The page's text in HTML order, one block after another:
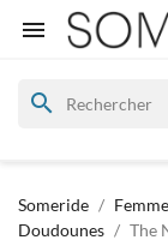

search
Someride Femme
Doudounes
The